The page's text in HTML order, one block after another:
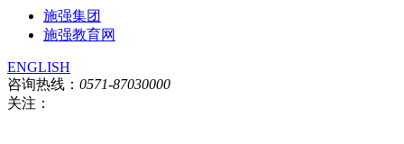
施强集团
施强教育网
ENGLISH
咨询热线： 0571-87030000
关注：